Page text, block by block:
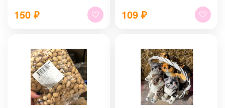
150 ₽ 109 ₽